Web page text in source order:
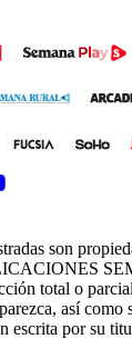
window
son
total o
así como
escrita por su